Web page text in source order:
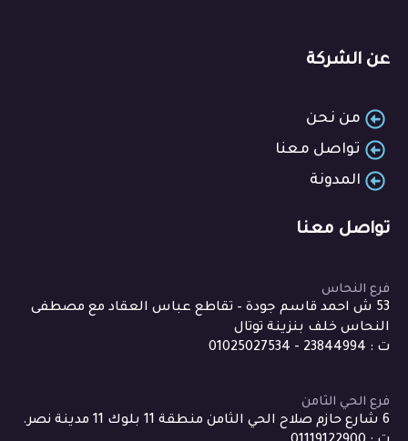
عن الشركة
من نحن
تواصل معنا
المدونة
تواصل معنا
فرع النحاس
53 ش احمد قاسم جودة – تقاطع عباس العقاد مع مصطفى
النحاس خلف بنزينة توتال
ت : 23844994 - 01025027534
فرع الحي الثامن
6 شارع حازم صلاح الحي الثامن منطقة 11 بلوك 11 مدينة نصر.